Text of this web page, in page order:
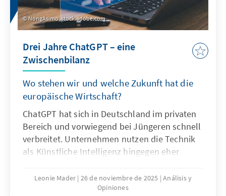
NongAsimo, stock.adobe.com
Drei Jahre ChatGPT – eine
Zwischenbilanz
Wo stehen wir und welche Zukunft hat die
europäische Wirtschaft?
ChatGPT hat sich in Deutschland im privaten
Bereich und vorwiegend bei Jüngeren schnell
verbreitet. Unternehmen nutzen die Technik
als Künstliche Intelligenz hingegen eher
hierfür sind nicht nur technische
Eigenschaften von ChatGPT, sondern auch
Leonie Mader 26 de noviembre de 2025 Análisis y
Opiniones